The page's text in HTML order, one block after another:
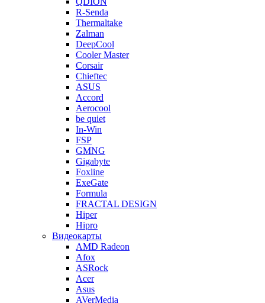
R-Senda
Thermaltake
Zalman
DeepCool
Cooler Master
Corsair
Chieftec
ASUS
Accord
Aerocool
be quiet
In-Win
FSP
GMNG
Gigabyte
Foxline
ExeGate
Formula
FRACTAL DESIGN
Hiper
Hipro
Видеокарты
AMD Radeon
Afox
ASRock
Acer
Asus
AVerMedia